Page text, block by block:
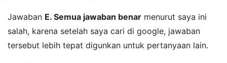
Jawaban E. Semua jawaban benar menurut saya ini
salah, karena setelah saya cari di google, jawaban
tersebut lebih tepat digunkan untuk pertanyaan lain.